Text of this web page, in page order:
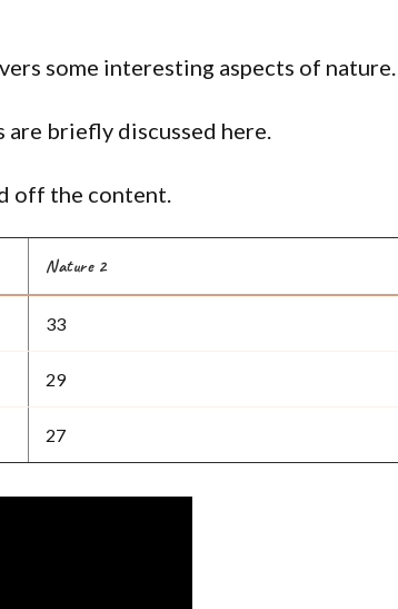
some interesting aspects of nature.
briefly discussed here.
off the content.
Nature 2
33
29
27